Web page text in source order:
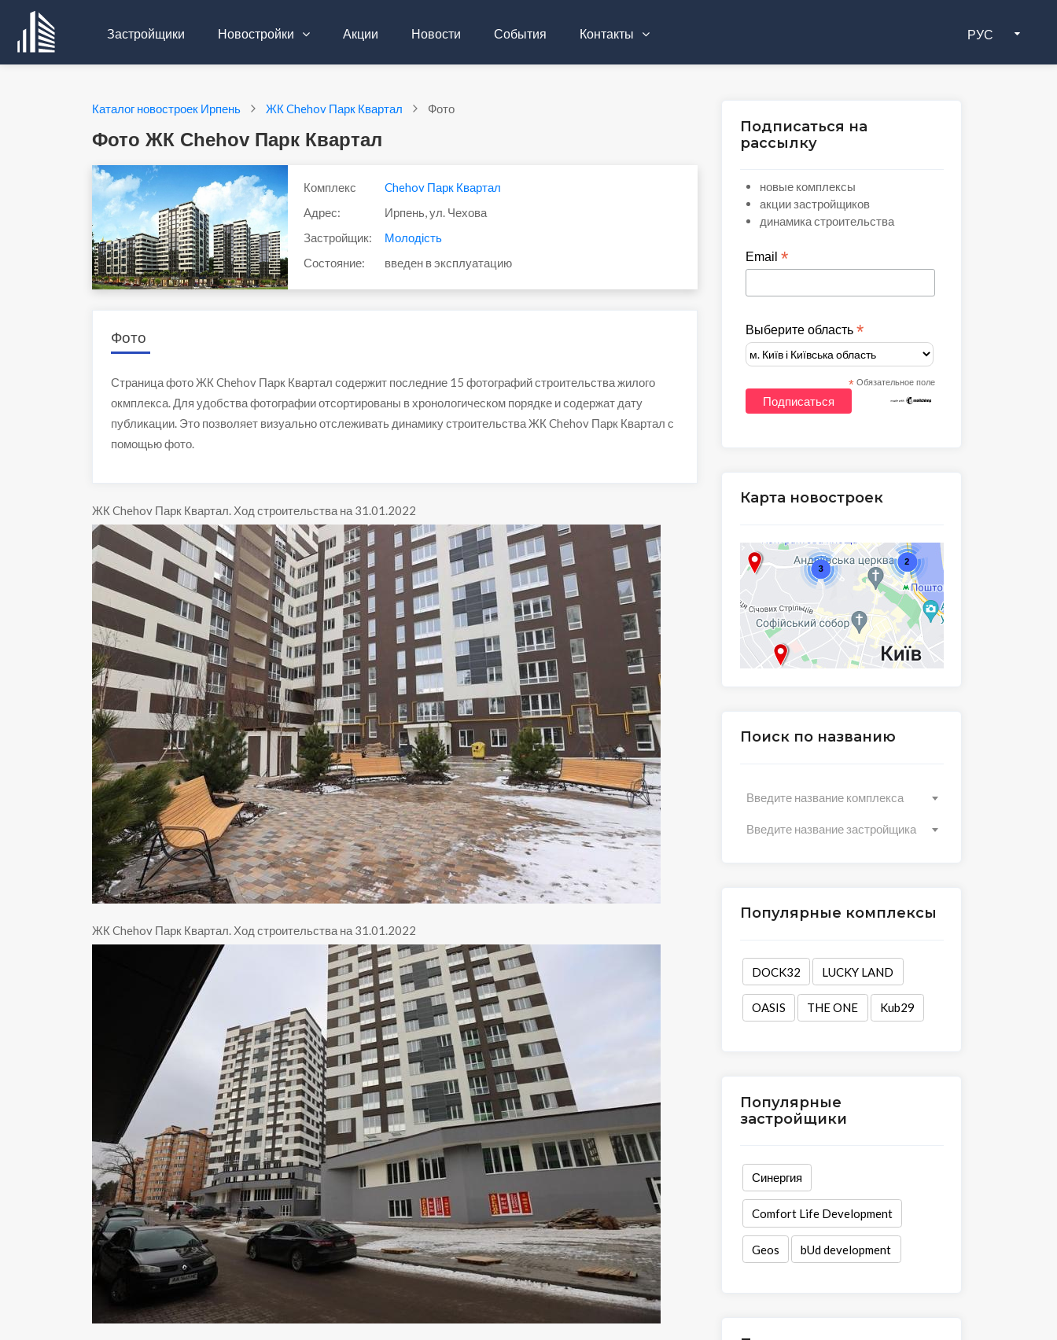
Застройщики Новостройки Акции Новости События Контакты РУС
Каталог новостроек Ирпень ЖК Chehov Парк Квартал Фото
Фото ЖК Chehov Парк Квартал
Комплекс
Chehov Парк Квартал
Адрес:
Ирпень, ул. Чехова
Застройщик:
Молодість
Состояние:
введен в эксплуатацию
Фото
Страница фото ЖК Chehov Парк Квартал содержит последние 15 фотографий строительства жилого
окмплекса. Для удобства фотографии отсортированы в хронологическом порядке и содержат дату
публикации. Это позволяет визуально отслеживать динамику строительства ЖК Chehov Парк Квартал с
помощью фото.
ЖК Chehov Парк Квартал. Ход строительства на 31.01.2022
ЖК Chehov Парк Квартал. Ход строительства на 31.01.2022
Подписаться на
рассылку
новые комплексы
акции застройщиков
динамика строительства
Email*
Выберите область*
* Обязательное поле
Карта новостроек
Поиск по названию
Введите название комплекса
Введите название застройщика
Популярные комплексы
DOCK32 LUCKY LAND
OASIS THE ONE Kub29
Популярные
застройщики
Синергия
Comfort Life Development
Geos bUd development